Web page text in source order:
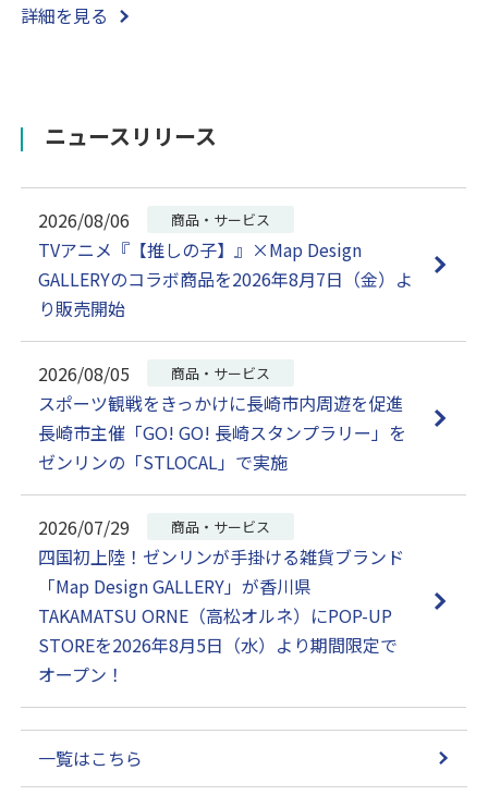
詳細を見る
ニュースリリース
2026/08/06 商品・サービス
TVアニメ『【推しの子】』×Map Design
GALLERYのコラボ商品を2026年8月7日（金）よ
り販売開始
2026/08/05 商品・サービス
スポーツ観戦をきっかけに長崎市内周遊を促進
長崎市主催「GO! GO! 長崎スタンプラリー」を
ゼンリンの「STLOCAL」で実施
2026/07/29 商品・サービス
四国初上陸！ゼンリンが手掛ける雑貨ブランド
「Map Design GALLERY」が香川県
TAKAMATSU ORNE（高松オルネ）にPOP-UP
STOREを2026年8月5日（水）より期間限定で
オープン！
一覧はこちら